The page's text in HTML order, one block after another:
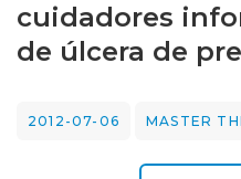
Statistics
cuidadores
de úlcera de
2012-07-06 MASTER